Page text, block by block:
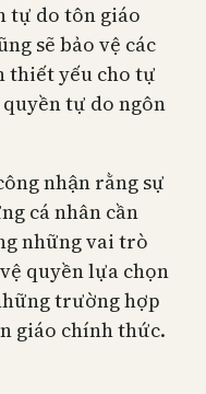
tự do tôn giáo
sẽ bảo vệ các
thiết yếu cho tự
tự do ngôn
nhận rằng sự
cá nhân cần
những vai trò
quyền lựa chọn
trường hợp
giáo chính thức.